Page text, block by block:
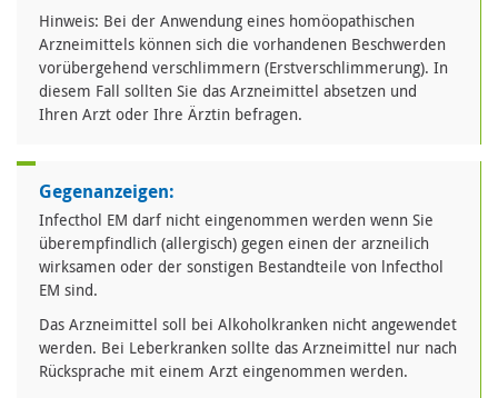
Hinweis: Bei der Anwendung eines homöopathischen
Arzneimittels können sich die vorhandenen Beschwerden
vorübergehend verschlimmern (Erstverschlimmerung). In
diesem Fall sollten Sie das Arzneimittel absetzen und
Ihren Arzt oder Ihre Ärztin befragen.
Gegenanzeigen:
Infecthol EM darf nicht eingenommen werden wenn Sie
überempfindlich (allergisch) gegen einen der arzneilich
wirksamen oder der sonstigen Bestandteile von lnfecthol
EM sind.
Das Arzneimittel soll bei Alkoholkranken nicht angewendet
werden. Bei Leberkranken sollte das Arzneimittel nur nach
Rücksprache mit einem Arzt eingenommen werden.